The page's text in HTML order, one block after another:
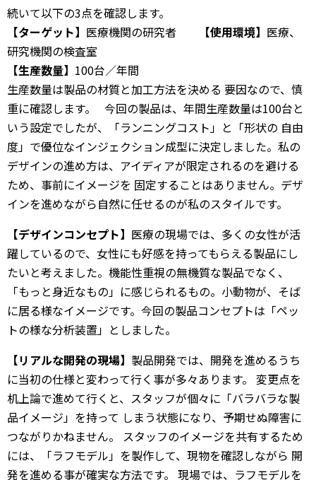
続いて以下の3点を確認します。
【ターゲット】 医療機関の研究者 【使用環境】 医療、
研究機関の検査室
【生産数量】 100台／年間
生産数量は製品の材質と加工方法を決める 要因なので、慎
重に確認します。 今回の製品は、年間生産数量は100台と
いう設定でしたが、「ランニングコスト」と「形状の 自由
度」で優位なインジェクション成型に決定しました。私の
デザインの進め方は、アイディアが限定されるのを避ける
ため、事前にイメージを 固定することはありません。デザ
インを進めながら自然に任せるのが私のスタイルです。
【デザインコンセプト】 医療の現場では、多くの女性が活
躍しているので、女性にも好感を持ってもらえる製品にし
たいと考えました。機能性重視の無機質な製品でなく、
「もっと身近なもの」に感じられるもの。小動物が、そば
に居る様なイメージです。今回の製品コンセプトは「ペッ
トの様な分析装置」としました。
【リアルな開発の現場】 製品開発では、開発を進めるうち
に当初の仕様と変わって行く事が多々あります。 変更点を
机上論で進めて行くと、スタッフが個々に「バラバラな製
品イメージ」を持って しまう状態になり、予期せぬ障害に
つながりかねません。 スタッフのイメージを共有するため
には、「ラフモデル」を製作して、現物を確認しながら 開
発を進める事が確実な方法です。 現場では、ラフモデルを